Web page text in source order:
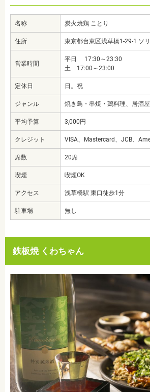
名称 炭火焼鶏 ことり
住所 東京都台東区浅草橋1-29-1 ソ
営業時間
平日 17:30～23:30
土 17:00～23:00
定休日 日。祝
ジャンル 焼き鳥・串焼・鶏料理、居酒
平均予算 3,000円
クレジット VISA、Mastercard、JCB、
席数 20席
喫煙 喫煙OK
アクセス 浅草橋駅 東口徒歩1分
駐車場 無し
鉄板焼 くわちゃん